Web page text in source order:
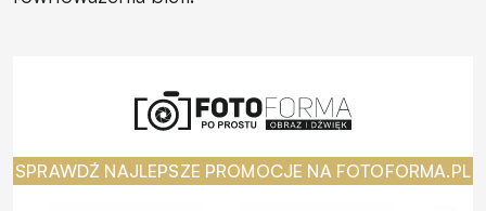
SPRAWDŹ NAJLEPSZE PROMOCJE NA FOTOFORMA.PL